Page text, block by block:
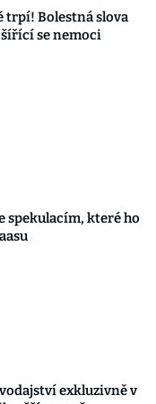
Bolestná slova
se nemoci
spekulacím, které ho
exkluzivně v